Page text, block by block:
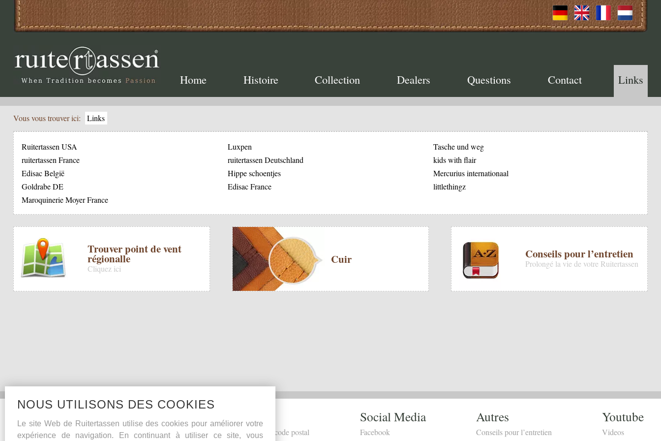
Home Histoire Collection Dealers Questions Contact Links
Vous vous trouver ici: Links
Ruitertassen USA Luxpen
Tasche und weg
ruitertassen France
ruitertassen Deutschland
kids with flair
Edisac België
Hippe schoentjes
Mercurius internationaal
Goldrabe DE
Edisac France
littlethingz
Maroquinerie Moyer France
Trouver point de vent
régionalle
Cliquez ici
Cuir Conseils pour l’entretien
Prolongé la vie de votre Ruitertassen
Collections
Heritage
Dealers
Recherche par code postal
Social Media
Facebook
Autres
Conseils pour l’entretien
Youtube
Videos
NOUS UTILISONS DES COOKIES
Le site Web de Ruitertassen utilise des cookies pour améliorer votre
expérience de navigation. En continuant à utiliser ce site, vous